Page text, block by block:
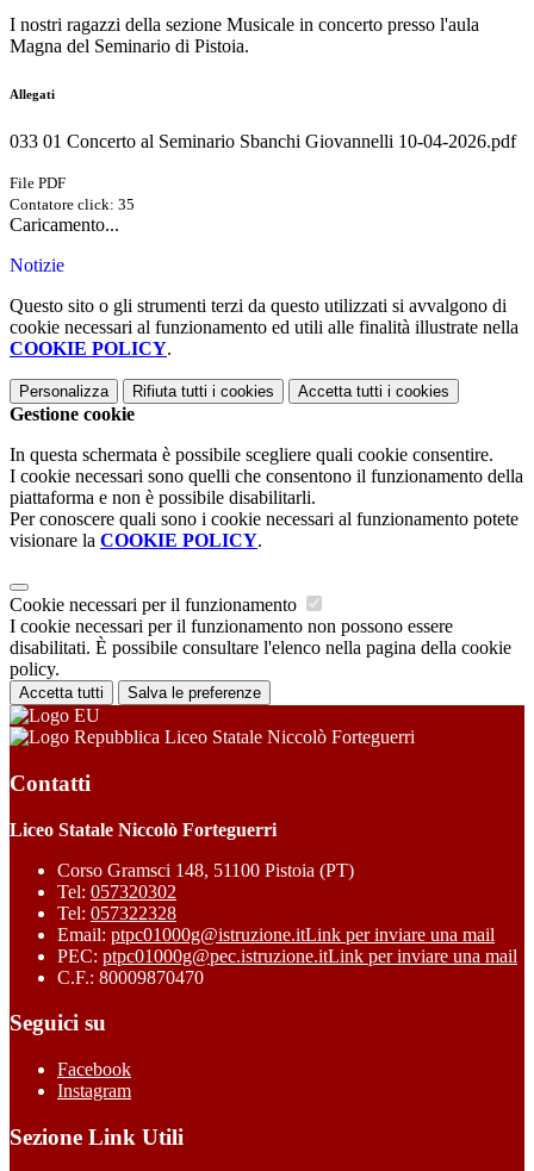
I nostri ragazzi della sezione Musicale in concerto presso l'aula
Magna del Seminario di Pistoia.
Allegati
033 01 Concerto al Seminario Sbanchi Giovannelli 10-04-2026.pdf
File PDF
Contatore click: 35
Caricamento...
Notizie
Questo sito o gli strumenti terzi da questo utilizzati si avvalgono di
cookie necessari al funzionamento ed utili alle finalità illustrate nella
COOKIE POLICY.
Personalizza Rifiuta tutti i cookies Accetta tutti i cookies
Gestione cookie
In questa schermata è possibile scegliere quali cookie consentire.
I cookie necessari sono quelli che consentono il funzionamento della
piattaforma e non è possibile disabilitarli.
Per conoscere quali sono i cookie necessari al funzionamento potete
visionare la COOKIE POLICY.
Cookie necessari per il funzionamento
I cookie necessari per il funzionamento non possono essere
disabilitati. È possibile consultare l'elenco nella pagina della cookie
policy.
Accetta tutti Salva le preferenze
Liceo Statale Niccolò Forteguerri
Contatti
Liceo Statale Niccolò Forteguerri
Corso Gramsci 148, 51100 Pistoia (PT)
Tel: 057320302
Tel: 057322328
Email: ptpc01000g@istruzione.itLink per inviare una mail
PEC: ptpc01000g@pec.istruzione.itLink per inviare una mail
C.F.: 80009870470
Seguici su
Facebook
Instagram
Sezione Link Utili